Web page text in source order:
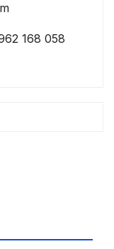
168 058